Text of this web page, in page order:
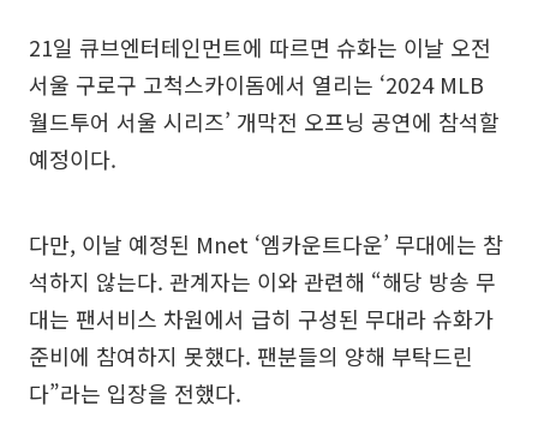
21일 큐브엔터테인먼트에 따르면 슈화는 이날 오전
서울 구로구 고척스카이돔에서 열리는 ‘2024 MLB
월드투어 서울 시리즈’ 개막전 오프닝 공연에 참석할
예정이다.
다만, 이날 예정된 Mnet ‘엠카운트다운’ 무대에는 참
석하지 않는다. 관계자는 이와 관련해 “해당 방송 무
대는 팬서비스 차원에서 급히 구성된 무대라 슈화가
준비에 참여하지 못했다. 팬분들의 양해 부탁드린
다”라는 입장을 전했다.